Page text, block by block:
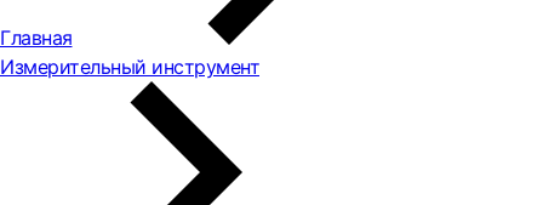
Главная
Измерительный инструмент